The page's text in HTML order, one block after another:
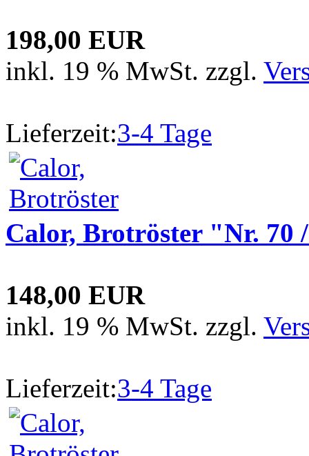
198,00 EUR
inkl. 19 % MwSt. zzgl.
Lieferzeit:3-4 Tage
Calor, Brotröster "Nr. 70
148,00 EUR
inkl. 19 % MwSt. zzgl.
Lieferzeit:3-4 Tage